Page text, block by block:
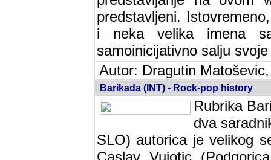
predstavljeni.
i neka velika imena
samoinicijativno salju
Autor: Dragutin
Barikada (INT) - Rock-pop history
Rubrika
dva
SLO) autorica je velikog
Caslav Vujotic